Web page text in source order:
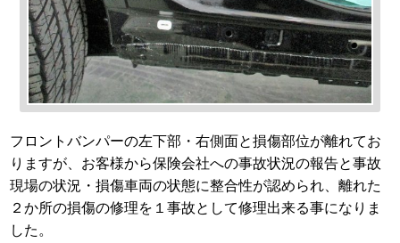
フロントバンパーの左下部・右側面と損傷部位が離れてお
りますが、お客様から保険会社への事故状況の報告と事故
現場の状況・損傷車両の状態に整合性が認められ、離れた
２か所の損傷の修理を１事故として修理出来る事になりま
した。